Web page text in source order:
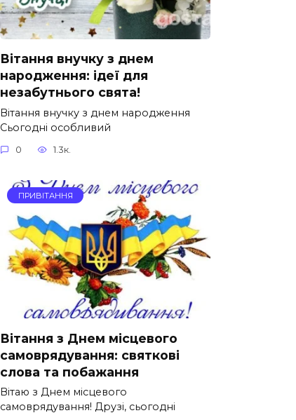
Вітання внучку з днем
народження: ідеї для
незабутнього свята!
Вітання внучку з днем народження
Сьогодні особливий
0 1.3к.
ПРИВІТАННЯ
Вітання з Днем місцевого
самоврядування: святкові
слова та побажання
Вітаю з Днем місцевого
самоврядування! Друзі, сьогодні